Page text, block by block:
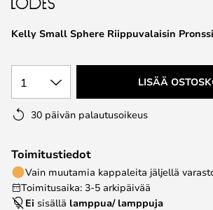
images
Kelly Small Sphere Riippuvalaisin
1 LISÄÄ
30 päivän palautusoikeus
Toimitustiedot
Vain muutamia kappaleita jäljellä
Toimitusaika: 3-5 arkipäivää
Ei sisällä lamppua/ lamppuja